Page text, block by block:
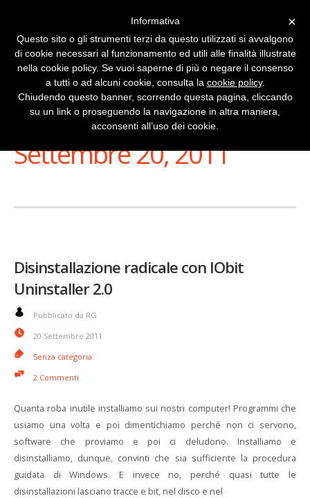
Stai Visualizzando
Settembre 20, 2011
Disinstallazione radicale con IObit
Uninstaller 2.0
Pubblicato da RG
20 Settembre 2011
Senza categoria
2 Commenti
Quanta roba inutile installiamo sui nostri computer! Programmi che
usiamo una volta e poi dimentichiamo perché non ci servono,
software che proviamo e poi ci deludono. Installiamo e
disinstalliamo, dunque, convinti che sia sufficiente la procedura
guidata di Windows. E invece no, perché quasi tutte le
disinstallazioni lasciano tracce e bit, nel disco e nel
×
Informativa
Questo sito o gli strumenti terzi da questo utilizzati si avvalgono
di cookie necessari al funzionamento ed utili alle finalità illustrate
nella cookie policy. Se vuoi saperne di più o negare il consenso
a tutti o ad alcuni cookie, consulta la cookie policy.
Chiudendo questo banner, scorrendo questa pagina, cliccando
su un link o proseguendo la navigazione in altra maniera,
acconsenti all’uso dei cookie.